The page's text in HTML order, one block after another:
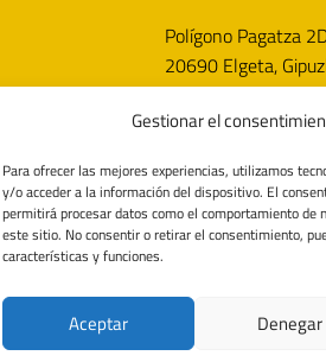
Gestionar el
Para ofrecer las mejores experiencias, utilizamos
y/o acceder a la información del dispositivo. El
permitirá procesar datos como el comportamiento de
este sitio. No consentir o retirar el consentimiento,
características y funciones.
Aceptar Denegar
Polígono Pagatza
20690 Elgeta,